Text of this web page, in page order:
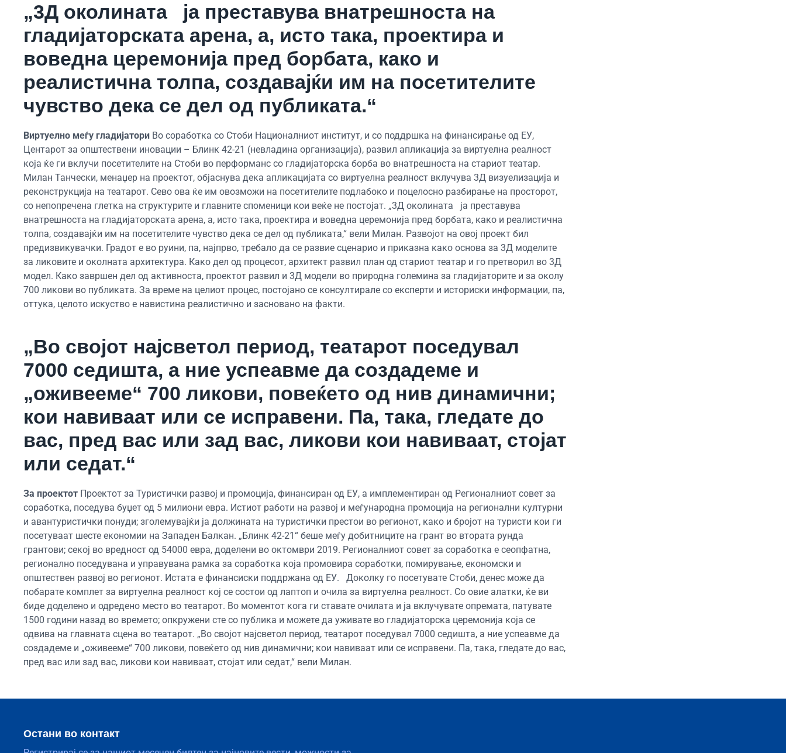
„3Д околината ја преставува внатрешноста на
гладијаторската арена, а, исто така, проектира и
воведна церемонија пред борбата, како и
реалистична толпа, создавајќи им на посетителите
чувство дека се дел од публиката.“
Виртуелно меѓу гладијатори Во соработка со Стоби Националниот институт, и со поддршка на финансирање од ЕУ,
Центарот за општествени иновации – Блинк 42-21 (невладина организација), развил апликација за виртуелна реалност
која ќе ги вклучи посетителите на Стоби во перформанс со гладијаторска борба во внатрешноста на стариот театар.
Милан Танчески, менаџер на проектот, објаснува дека апликацијата со виртуелна реалност вклучува 3Д визуелизација и
реконструкција на театарот. Сево ова ќе им овозможи на посетителите подлабоко и поцелосно разбирање на просторот,
со непопречена глетка на структурите и главните споменици кои веќе не постојат. „3Д околината ја преставува
внатрешноста на гладијаторската арена, а, исто така, проектира и воведна церемонија пред борбата, како и реалистична
толпа, создавајќи им на посетителите чувство дека се дел од публиката,“ вели Милан. Развојот на овој проект бил
предизвикувачки. Градот е во руини, па, најпрво, требало да се развие сценарио и приказна како основа за 3Д моделите
за ликовите и околната архитектура. Како дел од процесот, архитект развил план од стариот театар и го претворил во 3Д
модел. Како завршен дел од активноста, проектот развил и 3Д модели во природна големина за гладијаторите и за околу
700 ликови во публиката. За време на целиот процес, постојано се консултирале со експерти и историски информации, па,
оттука, целото искуство е навистина реалистично и засновано на факти.
„Во својот најсветол период, театарот поседувал
7000 седишта, а ние успеавме да создадеме и
„оживееме“ 700 ликови, повеќето од нив динамични;
кои навиваат или се исправени. Па, така, гледате до
вас, пред вас или зад вас, ликови кои навиваат, стојат
или седат.“
За проектот Проектот за Туристички развој и промоција, финансиран од ЕУ, а имплементиран од Регионалниот совет за
соработка, поседува буџет од 5 милиони евра. Истиот работи на развој и меѓународна промоција на регионални културни
и авантуристички понуди; зголемувајќи ја должината на туристички престои во регионот, како и бројот на туристи кои ги
посетуваат шесте економии на Западен Балкан. „Блинк 42-21“ беше меѓу добитниците на грант во втората рунда
грантови; секој во вредност од 54000 евра, доделени во октомври 2019. Регионалниот совет за соработка е сеопфатна,
регионално поседувана и управувана рамка за соработка која промовира соработки, помирување, економски и
општествен развој во регионот. Истата е финансиски поддржана од ЕУ. Доколку го посетувате Стоби, денес може да
побарате комплет за виртуелна реалност кој се состои од лаптоп и очила за виртуелна реалност. Со овие алатки, ќе ви
биде доделено и одредено место во театарот. Во моментот кога ги ставате очилата и ја вклучувате опремата, патувате
1500 години назад во времето; опкружени сте со публика и можете да уживате во гладијаторска церемонија која се
одвива на главната сцена во театарот. „Во својот најсветол период, театарот поседувал 7000 седишта, а ние успеавме да
создадеме и „оживееме“ 700 ликови, повеќето од нив динамични; кои навиваат или се исправени. Па, така, гледате до вас,
пред вас или зад вас, ликови кои навиваат, стојат или седат,“ вели Милан.
Остани во контакт